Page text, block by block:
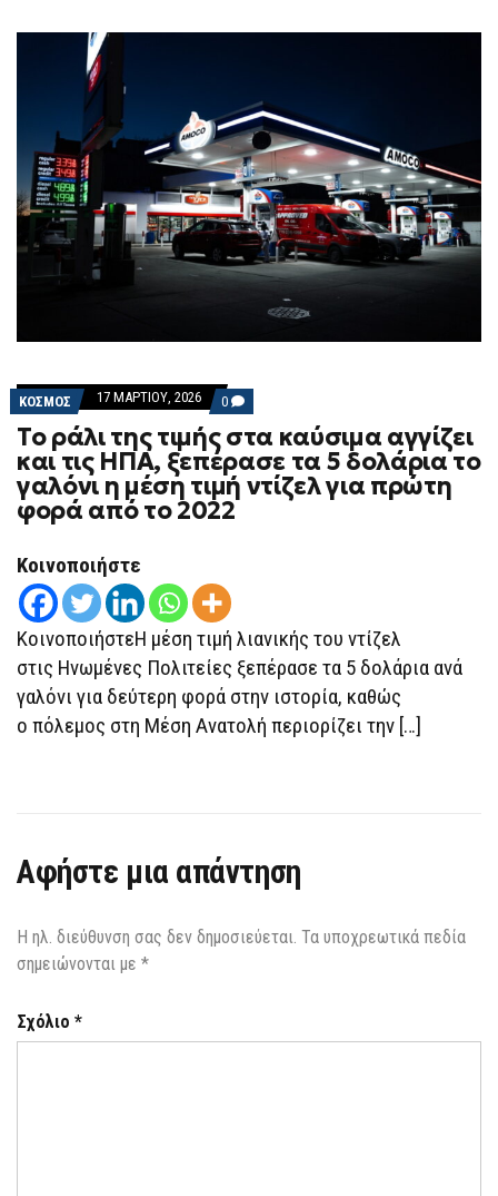
ΚΟΣΜΟΣ 17 ΜΑΡΤΊΟΥ, 2026 0 COMMENTS
ON
ΤΟ
ΡΆΛΙ
ΤΗΣ
ΤΙΜΉΣ
ΣΤΑ
ΚΑΎΣΙΜΑ
ΞΕΠΈΡΑΣΕ
5
ΔΟΛΆΡΙΑ
ΤΟ
ΓΑΛΌΝΙ
Η
ΜΈΣΗ
ΤΙΜΉ
Το ράλι της τιμής στα καύσιμα αγγίζει
και τις ΗΠΑ, ξεπέρασε τα 5 δολάρια το
γαλόνι η μέση τιμή ντίζελ για πρώτη
φορά από το 2022
Κοινοποιήστε
ΚοινοποιήστεΗ μέση τιμή λιανικής του ντίζελ
στις Ηνωμένες Πολιτείες ξεπέρασε τα 5 δολάρια ανά
γαλόνι για δεύτερη φορά στην ιστορία, καθώς
ο πόλεμος στη Μέση Ανατολή περιορίζει την […]
Αφήστε μια απάντηση
Η ηλ. διεύθυνση σας δεν δημοσιεύεται. Τα υποχρεωτικά πεδία
σημειώνονται με *
Σχόλιο *